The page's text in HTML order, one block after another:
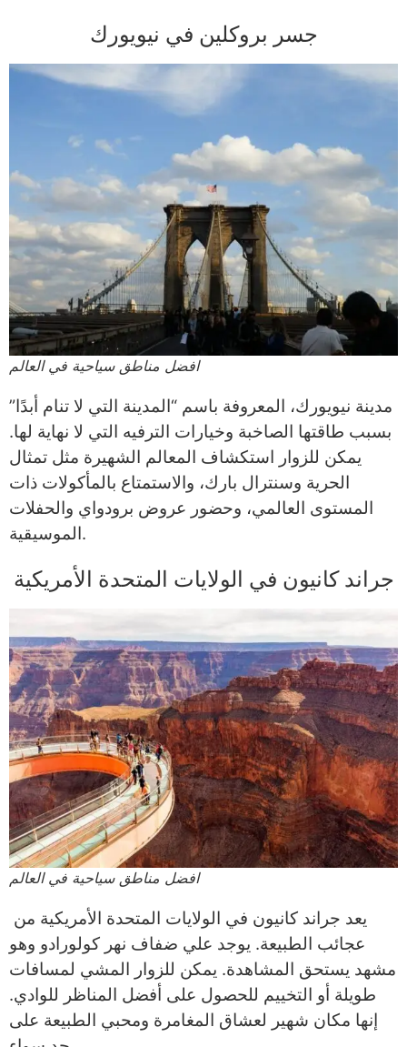
جسر بروكلين في نيويورك
افضل مناطق سياحية في العالم
مدينة نيويورك، المعروفة باسم “المدينة التي لا تنام أبدًا”
بسبب طاقتها الصاخبة وخيارات الترفيه التي لا نهاية لها.
يمكن للزوار استكشاف المعالم الشهيرة مثل تمثال
الحرية وسنترال بارك، والاستمتاع بالمأكولات ذات
المستوى العالمي، وحضور عروض برودواي والحفلات
الموسيقية.
جراند كانيون في الولايات المتحدة الأمريكية
افضل مناطق سياحية في العالم
عجائب الطبيعة. يوجد علي ضفاف نهر كولورادو وهو
مشهد يستحق المشاهدة. يمكن للزوار المشي لمسافات
طويلة أو التخييم للحصول على أفضل المناظر للوادي.
إنها مكان شهير لعشاق المغامرة ومحبي الطبيعة على